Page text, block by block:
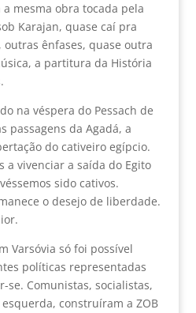
mesma obra tocada pela
Karajan, quase caí pra
ênfases, quase outra
a partitura da História
na véspera do Pessach de
passagens da Agadá, a
do cativeiro egípcio.
a vivenciar a saída do Egito
sido cativos.
o desejo de liberdade.
Varsóvia só foi possível
políticas representadas
se. Comunistas, socialistas,
construíram a ZOB